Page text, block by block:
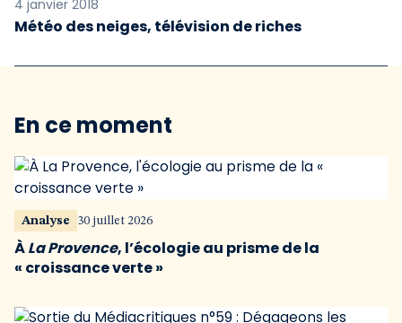
4 janvier 2018
Météo des neiges, télévision de riches
En ce moment
Analyse 30 juillet 2026
ÀLa Provence, l’écologie au prisme de la
« croissance verte »